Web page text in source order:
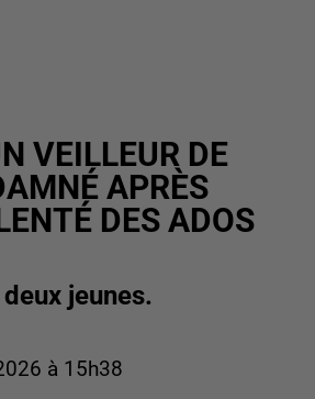
VEILLEUR DE
APRÈS
DES ADOS
jeunes.
à 15h38